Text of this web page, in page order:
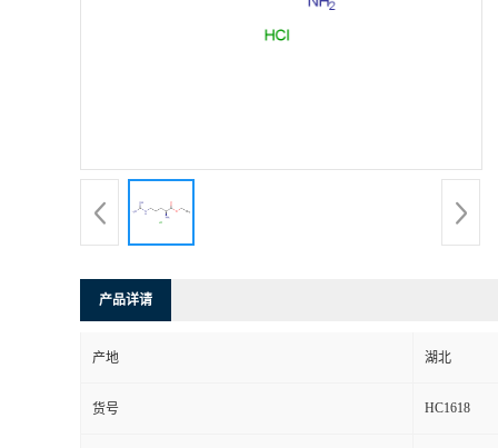
产品详请
产地 湖北
货号 HC1618